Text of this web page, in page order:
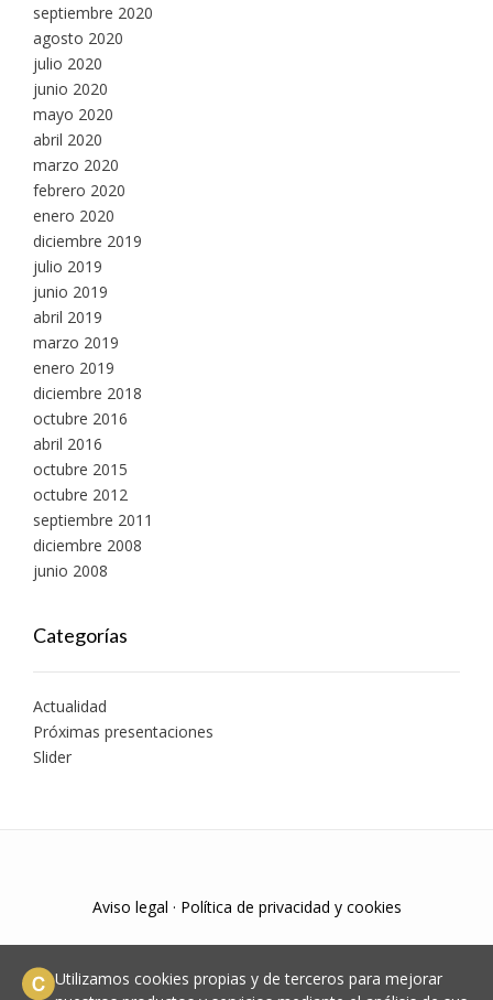
septiembre 2020
agosto 2020
julio 2020
junio 2020
mayo 2020
abril 2020
marzo 2020
febrero 2020
enero 2020
diciembre 2019
julio 2019
junio 2019
abril 2019
marzo 2019
enero 2019
diciembre 2018
octubre 2016
abril 2016
octubre 2015
octubre 2012
septiembre 2011
diciembre 2008
junio 2008
Categorías
Actualidad
Próximas presentaciones
Slider
Aviso legal · Política de privacidad y cookies
Utilizamos cookies propias y de terceros para mejorar